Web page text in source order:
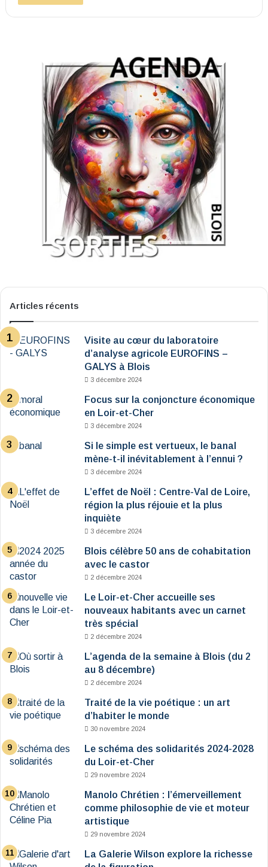
Articles récents
Visite au cœur du laboratoire
d’analyse agricole EUROFINS –
GALYS à Blois
3 décembre 2024
Focus sur la conjoncture économique
en Loir-et-Cher
3 décembre 2024
Si le simple est vertueux, le banal
mène-t-il inévitablement à l’ennui ?
3 décembre 2024
L’effet de Noël : Centre-Val de Loire,
région la plus réjouie et la plus
inquiète
3 décembre 2024
Blois célèbre 50 ans de cohabitation
avec le castor
2 décembre 2024
Le Loir-et-Cher accueille ses
nouveaux habitants avec un carnet
très spécial
2 décembre 2024
L’agenda de la semaine à Blois (du 2
au 8 décembre)
2 décembre 2024
Traité de la vie poétique : un art
d’habiter le monde
30 novembre 2024
Le schéma des solidarités 2024-2028
du Loir-et-Cher
29 novembre 2024
Manolo Chrétien : l’émerveillement
comme philosophie de vie et moteur
artistique
29 novembre 2024
La Galerie Wilson explore la richesse